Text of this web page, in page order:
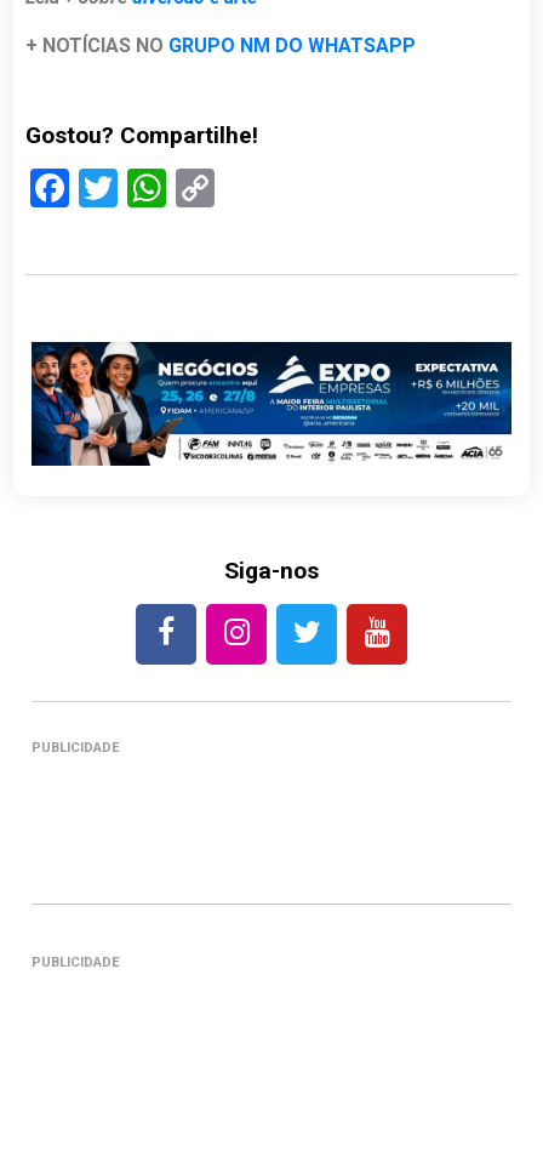
+ NOTÍCIAS NO GRUPO NM DO WHATSAPP
Gostou? Compartilhe!
Facebook
TwitterWhatsApp
Siga-nos
PUBLICIDADE
PUBLICIDADE